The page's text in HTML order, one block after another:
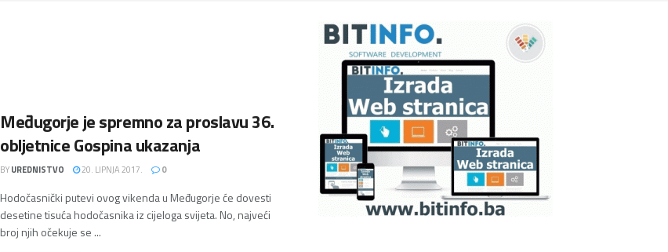
Međugorje je spremno za proslavu 36.
obljetnice Gospina ukazanja
BYUREDNISTVO 20. LIPNJA 2017. 0
Hodočasnički putevi ovog vikenda u Međugorje će dovesti
desetine tisuća hodočasnika iz cijeloga svijeta. No, najveći
broj njih očekuje se ...